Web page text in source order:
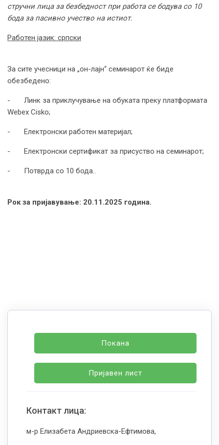
стручни лица за безбедност при работа се бодува со 10
бода за пасивно учество на истиот.
Работен јазик: српски
За сите учесници на „он-лајн“ семинарот ќе биде
обезбедено:
- Линк за приклучување на обуката преку платформата
Webex Cisko;
- Електронски работен материјал;
- Електронски сертификат за присуство на семинарот;
- Потврда со 10 бода..
Рок за пријавување: 20.11.2025 година.
Покана
Пријавен лист
Контакт лица:
м-р Елизабета Андриевска-Ефтимова,